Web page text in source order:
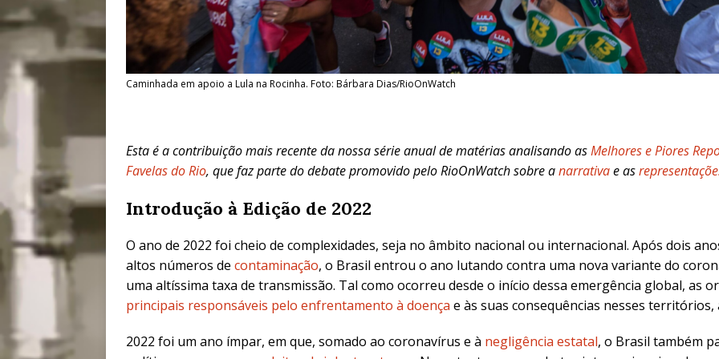
Caminhada em apoio a Lula na Rocinha. Foto: Bárbara Dias/RioOnWatch
Esta é a contribuição mais recente da nossa série anual de matérias analisando asMelhores e Piores
Favelas do Rio, que faz parte do debate promovido pelo RioOnWatch sobre anarrativae as
Introdução à Edição de 2022
O ano de 2022 foi cheio de complexidades, seja no âmbito nacional ou internacional. Após dois
altos números de contaminação, o Brasil entrou o ano lutando contra uma nova variante do
uma altíssima taxa de transmissão. Tal como ocorreu desde o início dessa emergência global, as
principais responsáveis pelo enfrentamento à doença e às suas consequências nesses
2022 foi um ano ímpar, em que, somado ao coronavírus e à negligência estatal, o Brasil também